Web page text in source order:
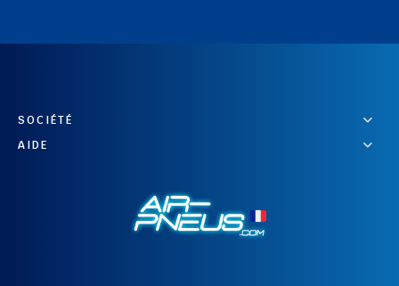
SOCIÉTÉ
AIDE